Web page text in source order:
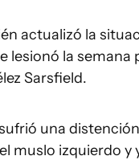
actualizó la
lesionó la semana
Sarsfield.
una
muslo izquierdo y